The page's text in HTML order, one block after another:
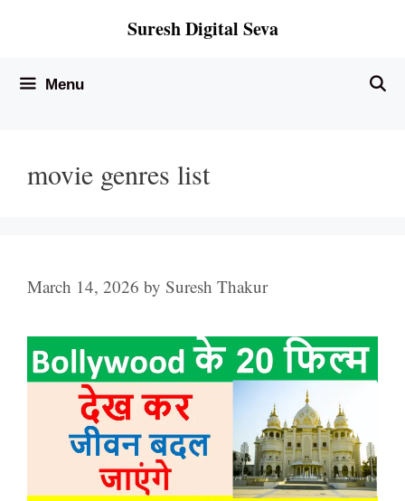
Suresh Digital Seva
Menu
movie genres list
March 14, 2026 by Suresh Thakur